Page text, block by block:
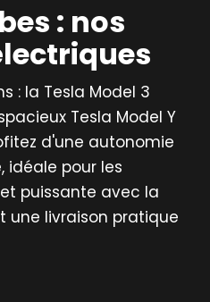
: nos
: la Tesla Model 3
Tesla Model Y
d'une autonomie
idéale pour les
puissante avec la
une livraison pratique